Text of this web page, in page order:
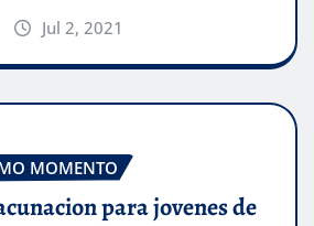
Jul 2, 2021
MOMENTO
para jovenes de